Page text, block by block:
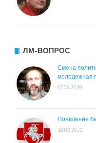
ЛМ-ВОПРОС
Смена
молодежная
07.08.2020
Появление
10.08.2020